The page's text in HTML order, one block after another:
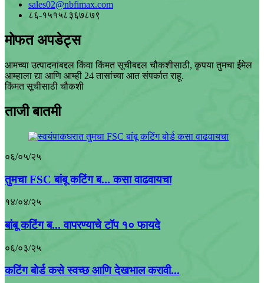
sales02@nbfimax.com
८६-१५१५८३६७८७९
मोफत अपडेट्स
आमच्या उत्पादनांबद्दल किंवा किंमत सूचीबद्दल चौकशीसाठी, कृपया तुमचा ईमेल
आम्हाला द्या आणि आम्ही 24 तासांच्या आत संपर्कात राहू.
किंमत सूचीसाठी चौकशी
ताजी बातमी
०६/०५/२५
तुमचा FSC बांबू कटिंग ब... कसा वाढवायचा
१४/०४/२५
बांबू कटिंग ब... वापरण्याचे टॉप १० फायदे
०६/०३/२५
कटिंग बोर्ड कसे स्वच्छ आणि देखभाल करावी...